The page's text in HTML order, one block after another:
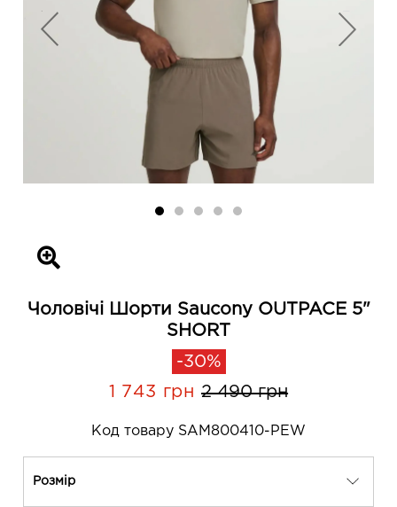
Previous Next
Чоловічі Шорти Saucony OUTPACE 5"
SHORT
-30%
1 743 грн 2 490 грн
Код товару SAM800410-PEW
Розмір